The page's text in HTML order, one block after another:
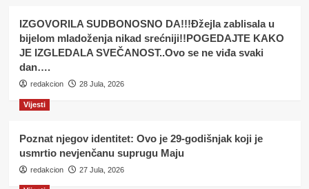
IZGOVORILA SUDBONOSNO DA!!!Đžejla zablisala u
bijelom mladoženja nikad srećniji!!POGEDAJTE KAKO
JE IZGLEDALA SVEČANOST..Ovo se ne viđa svaki
dan….
redakcion 28 Jula, 2026
Vijesti
Poznat njegov identitet: Ovo je 29-godišnjak koji je
usmrtio nevjenčanu suprugu Maju
redakcion 27 Jula, 2026